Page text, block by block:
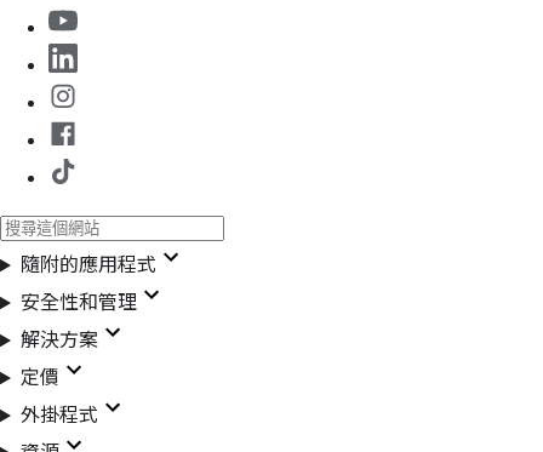
隨附的應用程式
安全性和管理
解決方案
定價
外掛程式